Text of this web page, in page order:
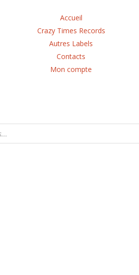
Accueil
Crazy Times Records
Autres Labels
Contacts
Mon compte